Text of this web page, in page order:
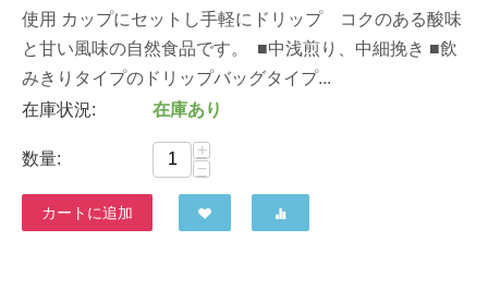
使用 カップにセットし手軽にドリップ コクのある酸味
と甘い風味の自然食品です。 ■中浅煎り、中細挽き ■飲
みきりタイプのドリップバッグタイプ...
在庫状況:
在庫あり
数量:
+
−
カートに追加